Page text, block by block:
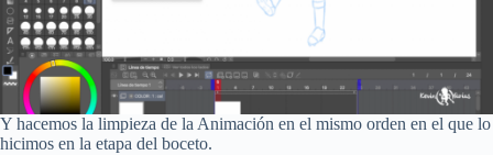
Y hacemos la limpieza de la Animación en el mismo orden en el que lo
hicimos en la etapa del boceto.